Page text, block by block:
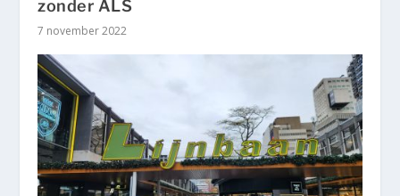
zonder ALS
7 november 2022